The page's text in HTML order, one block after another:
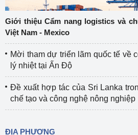
Giới thiệu Cẩm nang logistics và
Việt Nam - Mexico
Mời tham dự triển lãm quốc tế về
lý nhiệt tại Ấn Độ
Đề xuất hợp tác của Sri Lanka
chế tạo và công nghệ nông nghiệp
ĐỊA PHƯƠNG